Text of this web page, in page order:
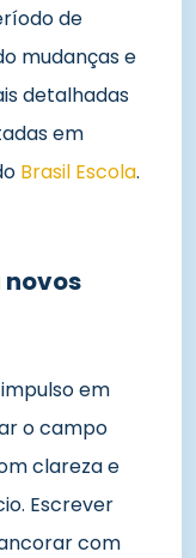
de
mudanças e
detalhadas
em
Brasil Escola.
novos
em
o campo
clareza e
Escrever
com